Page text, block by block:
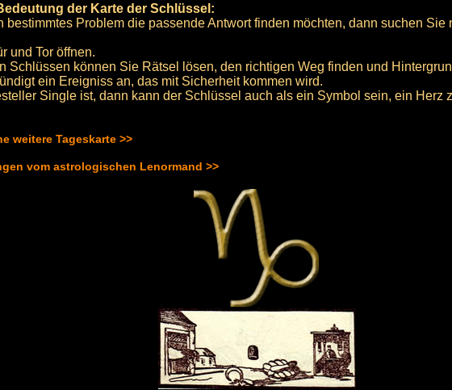
der Karte der Schlüssel:
bestimmtes Problem die passende Antwort finden möchten, dann suchen Sie
und Tor öffnen.
Schlüssen können Sie Rätsel lösen, den richtigen Weg finden und
ein Ereigniss an, das mit Sicherheit kommen wird.
Single ist, dann kann der Schlüssel auch als ein Symbol sein, ein Herz
weitere Tageskarte >>
vom astrologischen Lenormand >>